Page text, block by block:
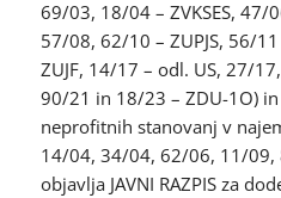
69/03, 18/04 – ZVKSES, 47/
57/08, 62/10 – ZUPJS, 56/
ZUJF, 14/17 – odl. US, 27/
90/21 in 18/23 – ZDU-1O)
neprofitnih stanovanj v
14/04, 34/04, 62/06, 11/
objavlja JAVNI RAZPIS za